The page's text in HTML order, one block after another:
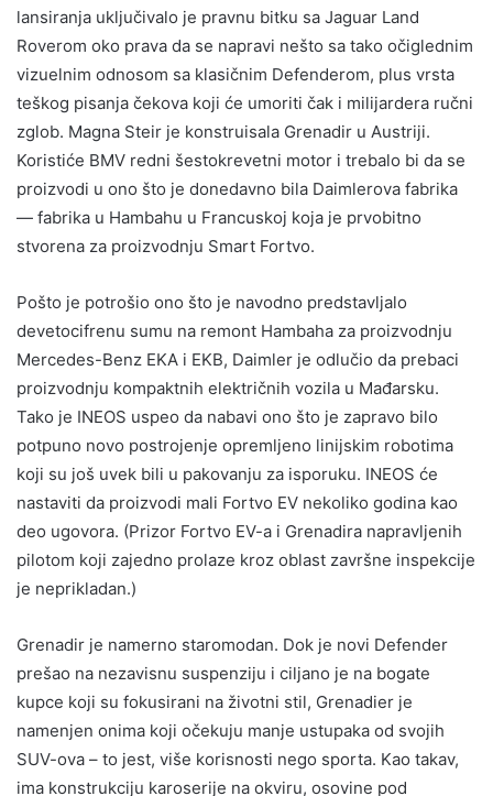
lansiranja uključivalo je pravnu bitku sa Jaguar Land
Roverom oko prava da se napravi nešto sa tako očiglednim
vizuelnim odnosom sa klasičnim Defenderom, plus vrsta
teškog pisanja čekova koji će umoriti čak i milijardera ručni
zglob. Magna Steir je konstruisala Grenadir u Austriji.
Koristiće BMV redni šestokrevetni motor i trebalo bi da se
proizvodi u ono što je donedavno bila Daimlerova fabrika
— fabrika u Hambahu u Francuskoj koja je prvobitno
stvorena za proizvodnju Smart Fortvo.
Pošto je potrošio ono što je navodno predstavljalo
devetocifrenu sumu na remont Hambaha za proizvodnju
Mercedes-Benz EKA i EKB, Daimler je odlučio da prebaci
proizvodnju kompaktnih električnih vozila u Mađarsku.
Tako je INEOS uspeo da nabavi ono što je zapravo bilo
potpuno novo postrojenje opremljeno linijskim robotima
koji su još uvek bili u pakovanju za isporuku. INEOS će
nastaviti da proizvodi mali Fortvo EV nekoliko godina kao
deo ugovora. (Prizor Fortvo EV-a i Grenadira napravljenih
pilotom koji zajedno prolaze kroz oblast završne inspekcije
je neprikladan.)
Grenadir je namerno staromodan. Dok je novi Defender
prešao na nezavisnu suspenziju i ciljano je na bogate
kupce koji su fokusirani na životni stil, Grenadier je
namenjen onima koji očekuju manje ustupaka od svojih
SUV-ova – to jest, više korisnosti nego sporta. Kao takav,
ima konstrukciju karoserije na okviru, osovine pod